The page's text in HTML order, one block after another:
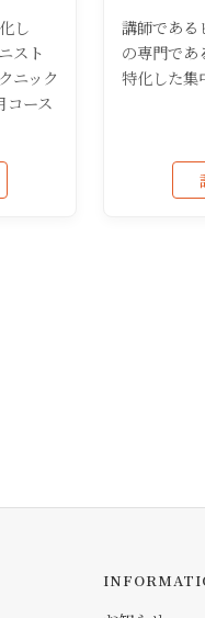
し
スト
ニック
コース
講師である
の専門であ
特化した集